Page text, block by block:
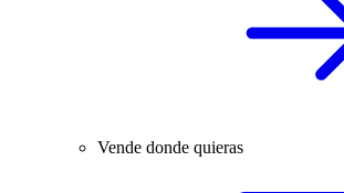
Vende donde quieras